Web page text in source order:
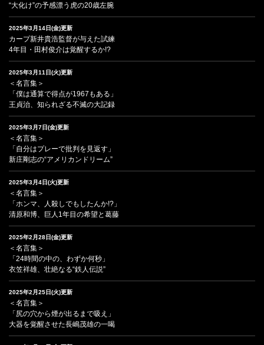
“大化け”の予感漂う虎の20歳左腕
2025年3月14日(金)更新
カープ新井貴浩監督が与えた試練
4年目・田村俊介は覚醒するか!?
2025年3月11日(火)更新
＜名言集＞
「僕は通算で得点が1967もある」
王貞治、知られざる不滅の大記録
2025年3月7日(金)更新
＜名言集＞
「自分はプレーで批判を見返す」
新庄剛志の“アメリカンドリーム”
2025年3月4日(火)更新
＜名言集＞
「ホンマ、人殺しでもしたんか!?」
清原和博、巨人1年目の希望と葛藤
2025年2月28日(金)更新
＜名言集＞
「24時間の中の、わずか何秒」
衣笠祥雄、壮絶なる“鉄人伝説”
2025年2月25日(火)更新
＜名言集＞
「尻の穴から煙が出るまで吸え」
大器を覚醒させた長嶋茂雄の一喝